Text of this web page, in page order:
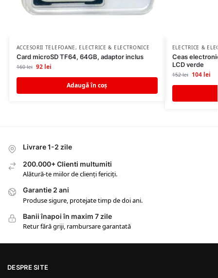
ACCESORII TELEFOANE, ELECTRICE & ELECTRONICE
Card microSD TF64, 64GB, adaptor inclus
160lei 92 lei
Adaugă în coș
ELECTRICE &
Ceas
LCD verde
152lei 104 lei
Livrare 1-2 zile
200.000+ Clienti multumiti
Alătură-te miilor de clienți fericiți.
Garantie 2 ani
Produse sigure, protejate timp de doi ani.
Banii înapoi în maxim 7 zile
Retur fără griji, rambursare garantată
DESPRE SITE